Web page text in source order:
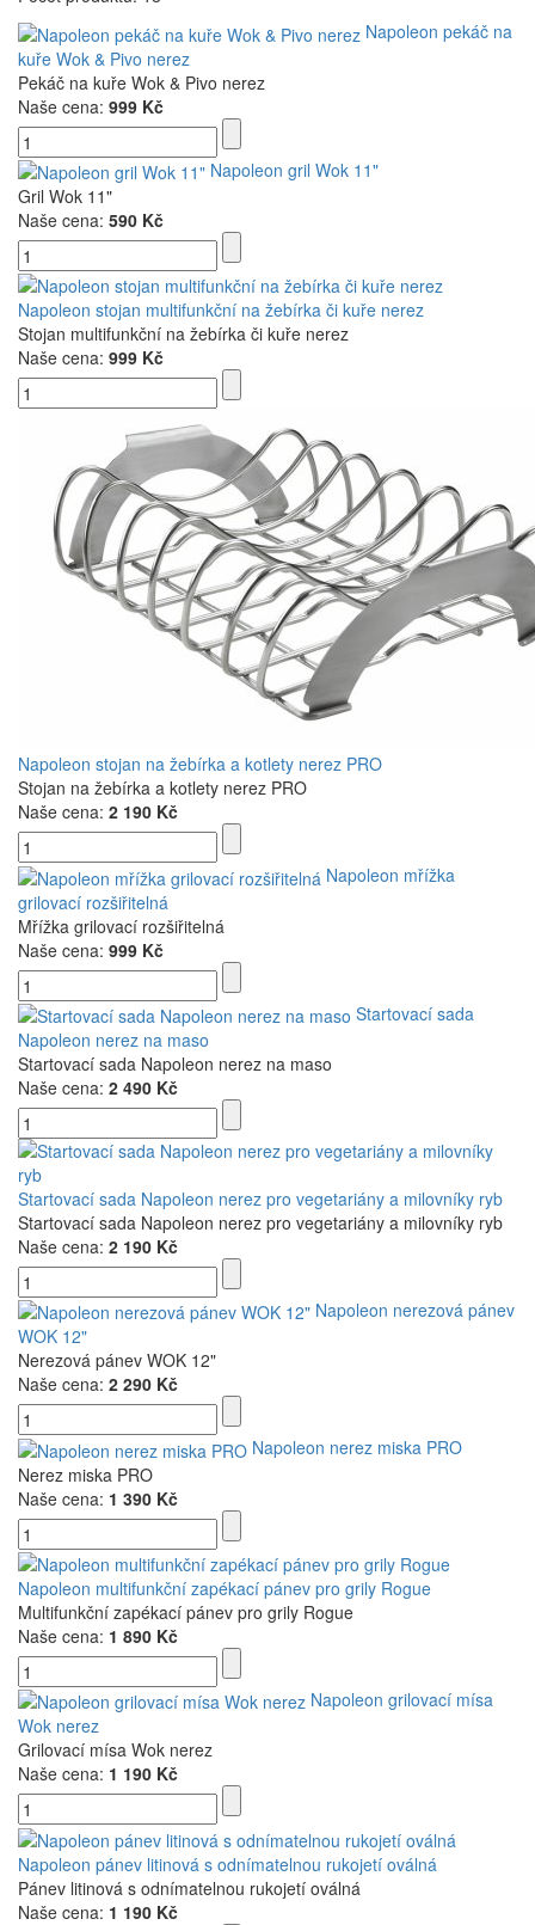
Napoleon pekáč na
kuře Wok & Pivo nerez
Pekáč na kuře Wok & Pivo nerez
Naše cena: 999 Kč
Napoleon gril Wok 11"
Gril Wok 11"
Naše cena: 590 Kč
Napoleon stojan multifunkční na žebírka či kuře nerez
Stojan multifunkční na žebírka či kuře nerez
Naše cena: 999 Kč
Napoleon stojan na žebírka a kotlety nerez PRO
Stojan na žebírka a kotlety nerez PRO
Naše cena: 2 190 Kč
Napoleon mřížka
grilovací rozšiřitelná
Mřížka grilovací rozšiřitelná
Naše cena: 999 Kč
Startovací sada
Napoleon nerez na maso
Startovací sada Napoleon nerez na maso
Naše cena: 2 490 Kč
Startovací sada Napoleon nerez pro vegetariány a milovníky ryb
Startovací sada Napoleon nerez pro vegetariány a milovníky ryb
Naše cena: 2 190 Kč
Napoleon nerezová pánev
WOK 12"
Nerezová pánev WOK 12"
Naše cena: 2 290 Kč
Napoleon nerez miska PRO
Nerez miska PRO
Naše cena: 1 390 Kč
Napoleon multifunkční zapékací pánev pro grily Rogue
Multifunkční zapékací pánev pro grily Rogue
Naše cena: 1 890 Kč
Napoleon grilovací mísa
Wok nerez
Grilovací mísa Wok nerez
Naše cena: 1 190 Kč
Napoleon pánev litinová s odnímatelnou rukojetí oválná
Pánev litinová s odnímatelnou rukojetí oválná
Naše cena: 1 190 Kč